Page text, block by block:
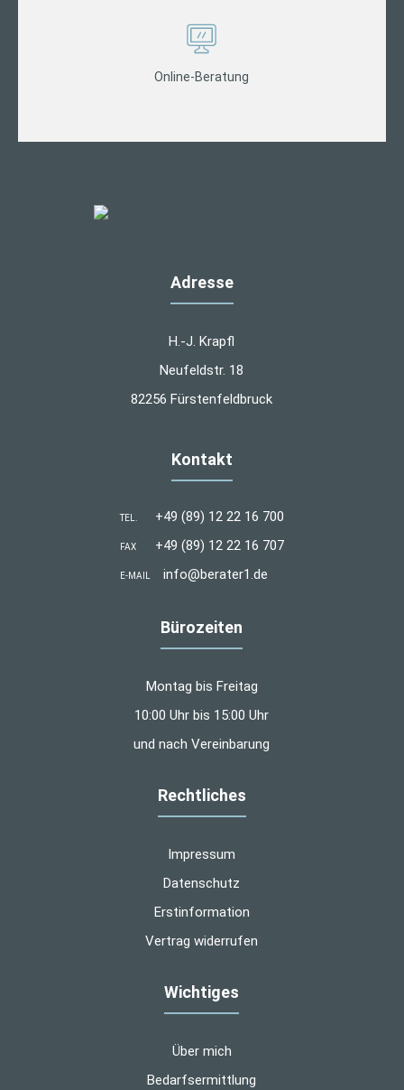
Online-Beratung
Adresse
H.-J. Krapfl
Neufeldstr. 18
82256 Fürstenfeldbruck
Kontakt
TEL. +49 (89) 12 22 16 700
FAX +49 (89) 12 22 16 707
E-MAIL info@berater1.de
Bürozeiten
Montag bis Freitag
10:00 Uhr bis 15:00 Uhr
und nach Vereinbarung
Rechtliches
Impressum
Datenschutz
Erstinformation
Vertrag widerrufen
Wichtiges
Über mich
Bedarfsermittlung